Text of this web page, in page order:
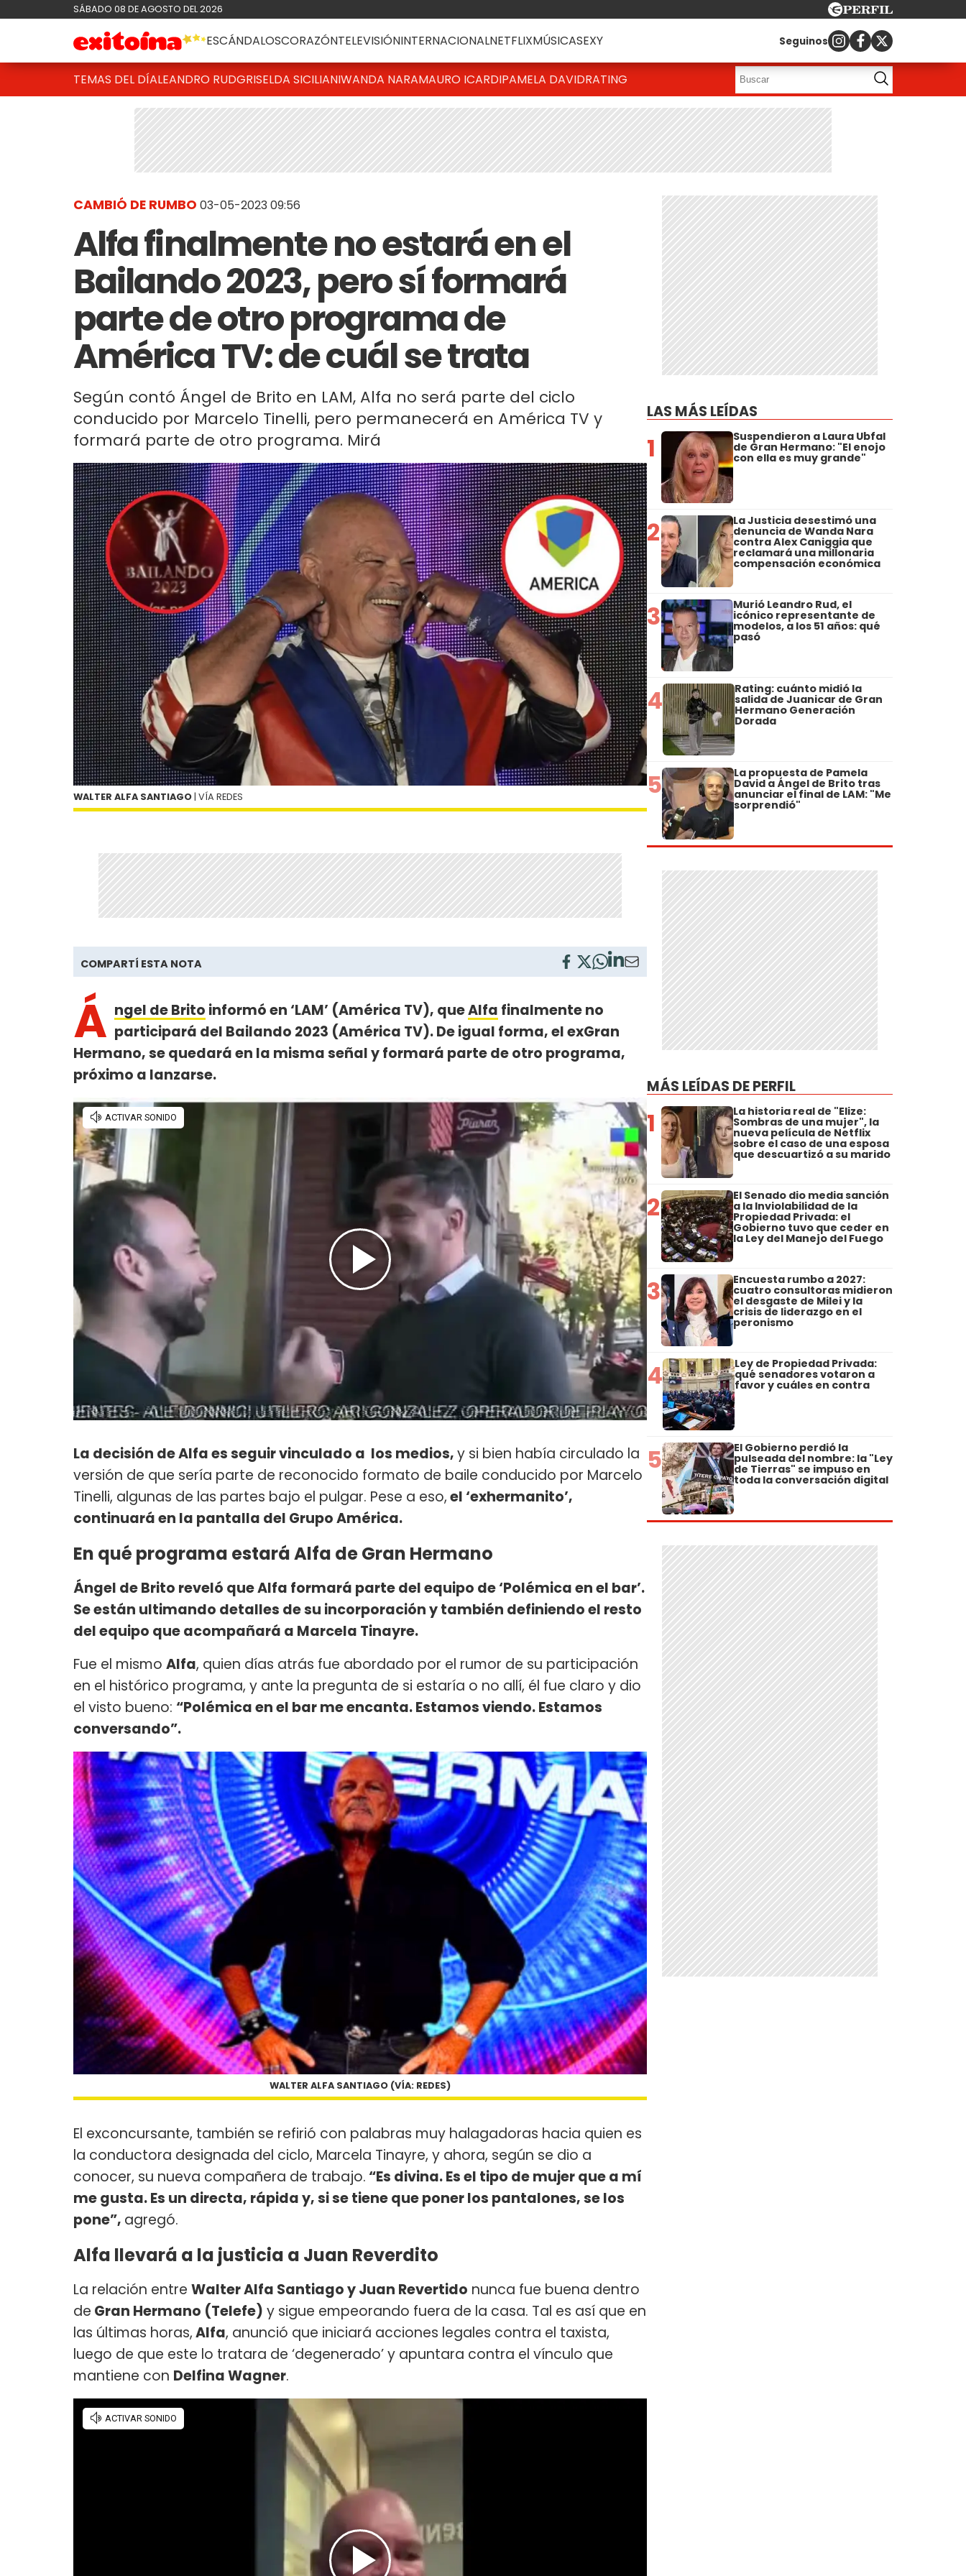
SÁBADO 08 DE AGOSTO DEL 2026
ESCÁNDALOSCORAZÓNTELEVISIÓNINTERNACIONALNETFLIXMÚSICASEXY Seguinos
TEMAS DEL DÍALEANDRO RUDGRISELDA SICILIANIWANDA NARAMAURO ICARDIPAMELA DAVIDRATING
CAMBIÓ DE RUMBO 03-05-2023 09:56
Alfa finalmente no estará en el
Bailando 2023, pero sí formará
parte de otro programa de
América TV: de cuál se trata
Según contó Ángel de Brito en LAM, Alfa no será parte del ciclo
conducido por Marcelo Tinelli, pero permanecerá en América TV y
formará parte de otro programa. Mirá
WALTER ALFA SANTIAGO | VÍA REDES
COMPARTÍ ESTA NOTA
Á ngel de Brito informó en ‘LAM’ (América TV), queAlfa finalmente no
participará del Bailando 2023 (América TV). De igual forma, el exGran
Hermano, se quedará en la misma señal y formará parte de otro programa,
próximo a lanzarse.
La decisión de Alfa es seguir vinculado a los medios,y si bien había circulado la
versión de que sería parte de reconocido formato de baile conducido por Marcelo
Tinelli, algunas de las partes bajo el pulgar. Pese a eso,el ‘exhermanito’,
continuará en la pantalla del Grupo América.
En qué programa estará Alfa de Gran Hermano
Ángel de Brito reveló que Alfa formará parte del equipo de ‘Polémica en el bar’.
Se están ultimando detalles de su incorporación y también definiendo el resto
del equipo que acompañará a Marcela Tinayre.
Fue el mismo Alfa, quien días atrás fue abordado por el rumor de su participación
en el histórico programa, y ante la pregunta de si estaría o no allí, él fue claro y dio
el visto bueno: “Polémica en el bar me encanta. Estamos viendo. Estamos
conversando”.
WALTER ALFA SANTIAGO (VÍA: REDES)
El exconcursante, también se refirió con palabras muy halagadoras hacia quien es
la conductora designada del ciclo, Marcela Tinayre, y ahora, según se dio a
conocer, su nueva compañera de trabajo. “Es divina. Es el tipo de mujer que a mí
me gusta. Es un directa, rápida y, si se tiene que poner los pantalones, se los
pone”, agregó.
Alfa llevará a la justicia a Juan Reverdito
La relación entre Walter Alfa Santiago y Juan Revertido nunca fue buena dentro
de Gran Hermano (Telefe) y sigue empeorando fuera de la casa. Tal es así que en
las últimas horas,Alfa, anunció que iniciará acciones legales contra el taxista,
luego de que este lo tratara de ‘degenerado’ y apuntara contra el vínculo que
mantiene con Delfina Wagner.
LAS MÁS LEÍDAS
1 Suspendieron a Laura Ubfal
de Gran Hermano: "El enojo
con ella es muy grande"
2 La Justicia desestimó una
denuncia de Wanda Nara
contra Alex Caniggia que
reclamará una millonaria
compensación económica
3 Murió Leandro Rud, el
icónico representante de
modelos, a los 51 años: qué
pasó
4 Rating: cuánto midió la
salida de Juanicar de Gran
Hermano Generación
Dorada
5 La propuesta de Pamela
David a Ángel de Brito tras
anunciar el final de LAM: "Me
sorprendió"
MÁS LEÍDAS DE PERFIL
1 La historia real de "Elize:
Sombras de una mujer", la
nueva película de Netflix
sobre el caso de una esposa
que descuartizó a su marido
2 El Senado dio media sanción
a la Inviolabilidad de la
Propiedad Privada: el
Gobierno tuvo que ceder en
la Ley del Manejo del Fuego
3 Encuesta rumbo a 2027:
cuatro consultoras midieron
el desgaste de Milei y la
crisis de liderazgo en el
peronismo
4 Ley de Propiedad Privada:
qué senadores votaron a
favor y cuáles en contra
5 El Gobierno perdió la
pulseada del nombre: la "Ley
de Tierras" se impuso en
toda la conversación digital